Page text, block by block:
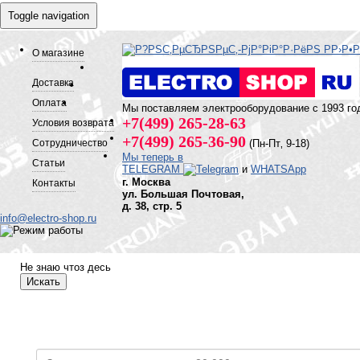
Toggle navigation
О магазине
Доставка
Оплата
Условия возврата
Сотрудничество
Статьи
Контакты
Мы поставляем электрооборудование с 1993
+7(499) 265-28-63
+7(499) 265-36-90 (Пн-Пт‚ 9-18)
Мы теперь в
TELEGRAM
и WHATSApp
г. Москва
ул. Большая Почтовая,
д. 38, стр. 5
info@electro-shop.ru
Не знаю чтоз десь
Искать